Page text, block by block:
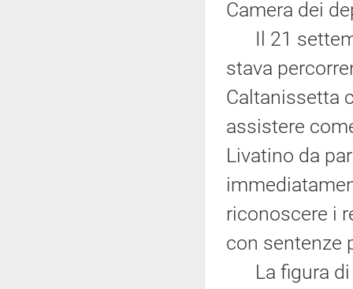
Camera dei
Il 21
stava
Caltanissetta
assistere
Livatino da
riconoscere i
con sentenze
La figura di